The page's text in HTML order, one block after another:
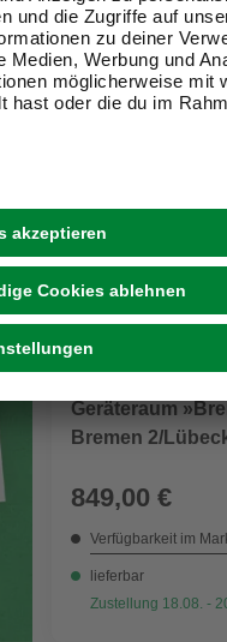
Digital und
Geräteraum
Bremen 2/
849,00 €
Verfügbarkeit im
lieferbar
Zustellung 18.08. -